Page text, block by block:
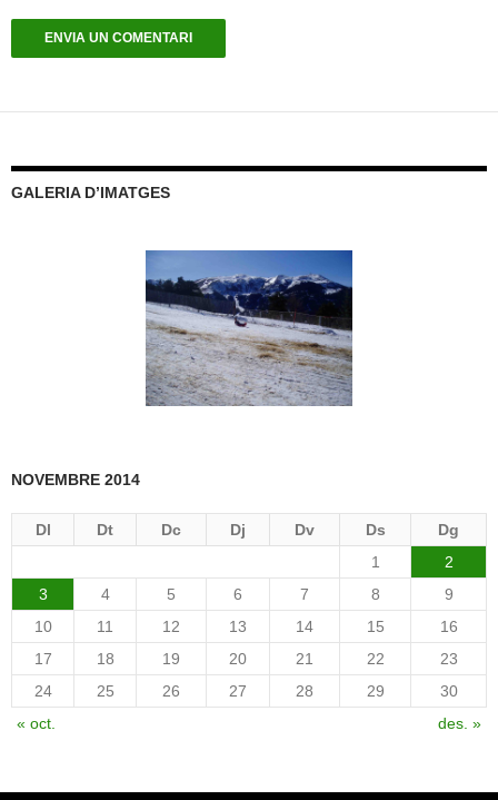
GALERIA D’IMATGES
NOVEMBRE 2014
Dl Dt Dc Dj Dv Ds
Dg
1
2
3
4 5 6 7 8
9
10
11 12 13 14 15
16
17
18 19 20 21 22
23
24
25 26 27 28 29
30
« oct.
des. »